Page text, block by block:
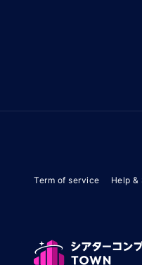
Term of service Help &